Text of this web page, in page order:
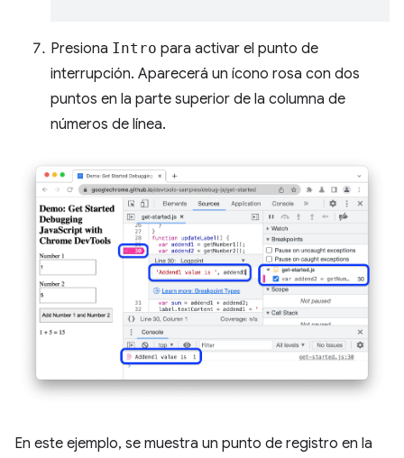
Presiona Intro para activar el punto de
interrupción. Aparecerá un ícono rosa con dos
puntos en la parte superior de la columna de
números de línea.
En este ejemplo, se muestra un punto de registro en la